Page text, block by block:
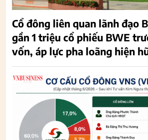
Cổ đông liên quan lãnh đạo
gần 1 triệu cổ phiếu BWE
vốn, áp lực pha loãng hiện